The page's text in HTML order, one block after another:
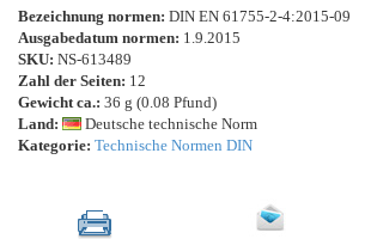
Bezeichnung normen: DIN EN 61755-2-4:2015-09
Ausgabedatum normen: 1.9.2015
SKU: NS-613489
Zahl der Seiten: 12
Gewicht ca.: 36 g (0.08 Pfund)
Land:
Deutsche technische Norm
Kategorie: Technische Normen DIN